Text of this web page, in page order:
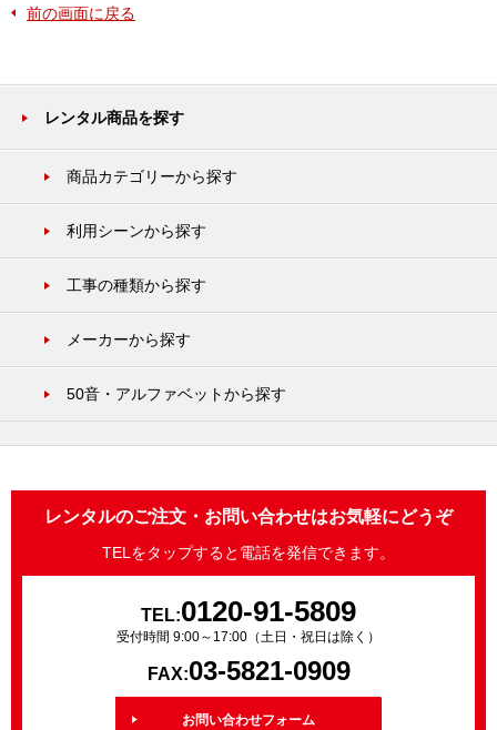
前の画面に戻る
レンタル商品を探す
商品カテゴリーから探す
利用シーンから探す
工事の種類から探す
メーカーから探す
50音・アルファベットから探す
レンタルのご注文・お問い合わせはお気軽にどうぞ
TELをタップすると電話を発信できます。
TEL:0120-91-5809
受付時間 9:00～17:00（土日・祝日は除く）
FAX:03-5821-0909
お問い合わせフォーム